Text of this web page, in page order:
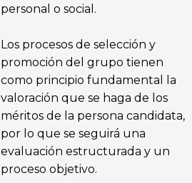
personal o social.
Los procesos de selección y
promoción del grupo tienen
como principio fundamental la
valoración que se haga de los
méritos de la persona candidata,
por lo que se seguirá una
evaluación estructurada y un
proceso objetivo.